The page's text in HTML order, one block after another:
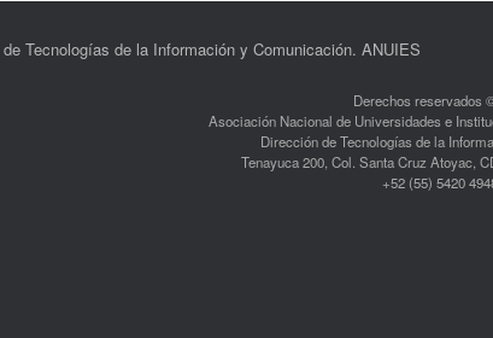
Tecnologías de la Información y Comunicación. ANUIES
Derechos reservados
Asociación Nacional de Universidades e
Dirección de Tecnologías de la
Tenayuca 200, Col. Santa Cruz Atoyac,
+52 (55) 5420